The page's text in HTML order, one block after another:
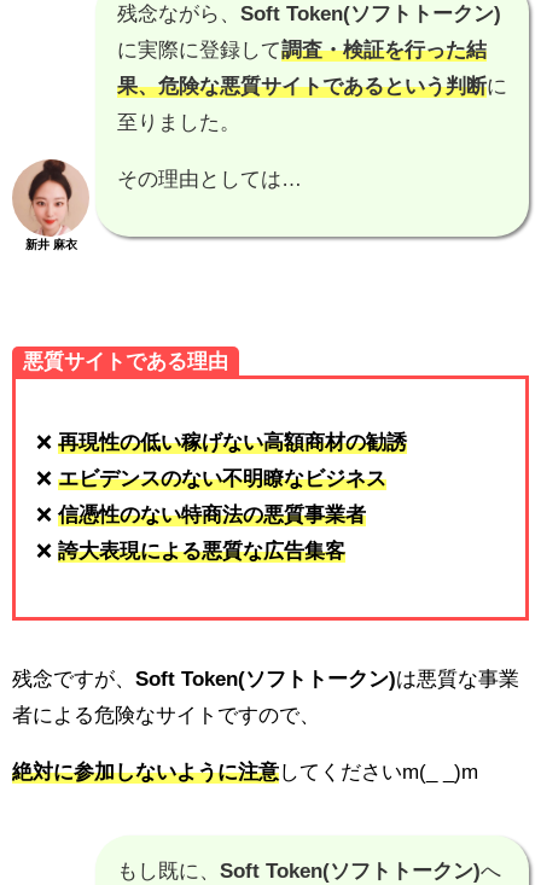
新井 麻衣
残念ながら、 Soft Token(ソフトトークン)
に実際に登録して調査・検証を行った結
果、危険な悪質サイトであるという判断に
至りました。
その理由としては…
悪質サイトである理由
❌ 再現性の低い稼げない高額商材の勧誘
❌ エビデンスのない不明瞭なビジネス
❌ 信憑性のない特商法の悪質事業者
❌ 誇大表現による悪質な広告集客
残念ですが、 Soft Token(ソフトトークン)は悪質な事業
者による危険なサイトですので、
絶対に参加しないように注意してくださいm(_ _)m
もし既に、 Soft Token(ソフトトークン)へ